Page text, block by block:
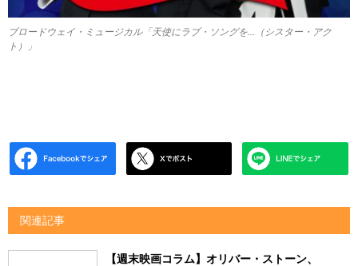
ブロードウェイ・ミュージカル「天使にラブ・ソングを…（シスター・アク
ト）」
関連記事
【週末映画コラム】オリバー・ストーン、